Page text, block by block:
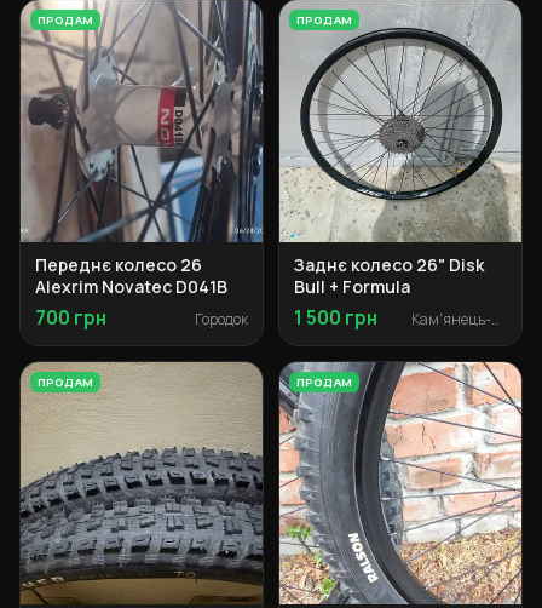
ПРОДАМ
Переднє колесо 26
Alexrim Novatec D041B
700 грн Городок
ПРОДАМ
Заднє колесо 26" Disk
Bull + Formula
1 500 грн Кам'янець-Подільський
ПРОДАМ ПРОДАМ